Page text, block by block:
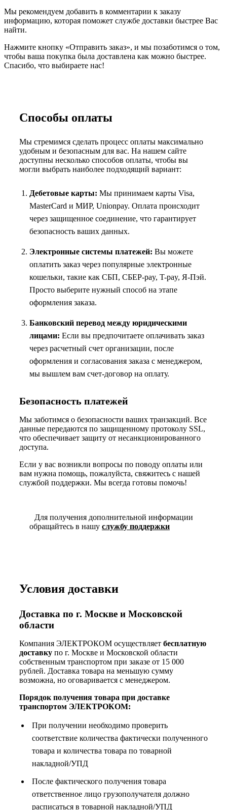
Мы рекомендуем добавить в комментарии к заказу
информацию, которая поможет службе доставки быстрее Вас
найти.
Нажмите кнопку «Отправить заказ», и мы позаботимся о том,
чтобы ваша покупка была доставлена как можно быстрее.
Спасибо, что выбираете нас!
Способы оплаты
Мы стремимся сделать процесс оплаты максимально
удобным и безопасным для вас. На нашем сайте
доступны несколько способов оплаты, чтобы вы
могли выбрать наиболее подходящий вариант:
Дебетовые карты: Мы принимаем карты Visa,
MasterCard и МИР, Unionpay. Оплата происходит
через защищенное соединение, что гарантирует
безопасность ваших данных.
Электронные системы платежей: Вы можете
оплатить заказ через популярные электронные
кошельки, такие как СБП, СБЕР-pay, T-pay, Я-Пэй.
Просто выберите нужный способ на этапе
оформления заказа.
Банковский перевод между юридическими
лицами: Если вы предпочитаете оплачивать заказ
через расчетный счет организации, после
оформления и согласования заказа с менеджером,
мы вышлем вам счет-договор на оплату.
Безопасность платежей
Мы заботимся о безопасности ваших транзакций. Все
данные передаются по защищенному протоколу SSL,
что обеспечивает защиту от несанкционированного
доступа.
Если у вас возникли вопросы по поводу оплаты или
вам нужна помощь, пожалуйста, свяжитесь с нашей
службой поддержки. Мы всегда готовы помочь!
Для получения дополнительной информации
обращайтесь в нашу службу поддержки
Условия доставки
Доставка по г. Москве и Московской
области
Компания ЭЛЕКТРОКОМ осуществляет бесплатную
доставку по г. Москве и Московской области
собственным транспортом при заказе от 15 000
рублей. Доставка товара на меньшую сумму
возможна, но оговаривается с менеджером.
Порядок получения товара при доставке
транспортом ЭЛЕКТРОКОМ:
При получении необходимо проверить
соответствие количества фактически полученного
товара и количества товара по товарной
накладной/УПД
После фактического получения товара
ответственное лицо грузополучателя должно
расписаться в товарной накладной/УПД